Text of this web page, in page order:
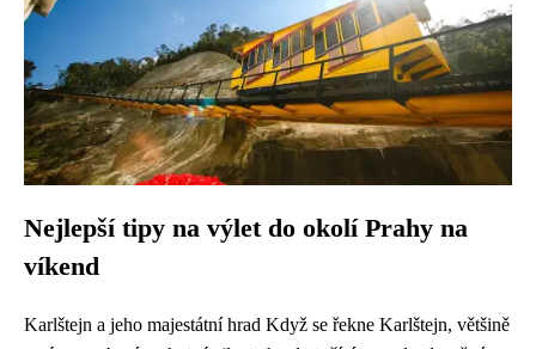
Nejlepší tipy na výlet do okolí Prahy na
víkend
Karlštejn a jeho majestátní hrad Když se řekne Karlštejn, většině